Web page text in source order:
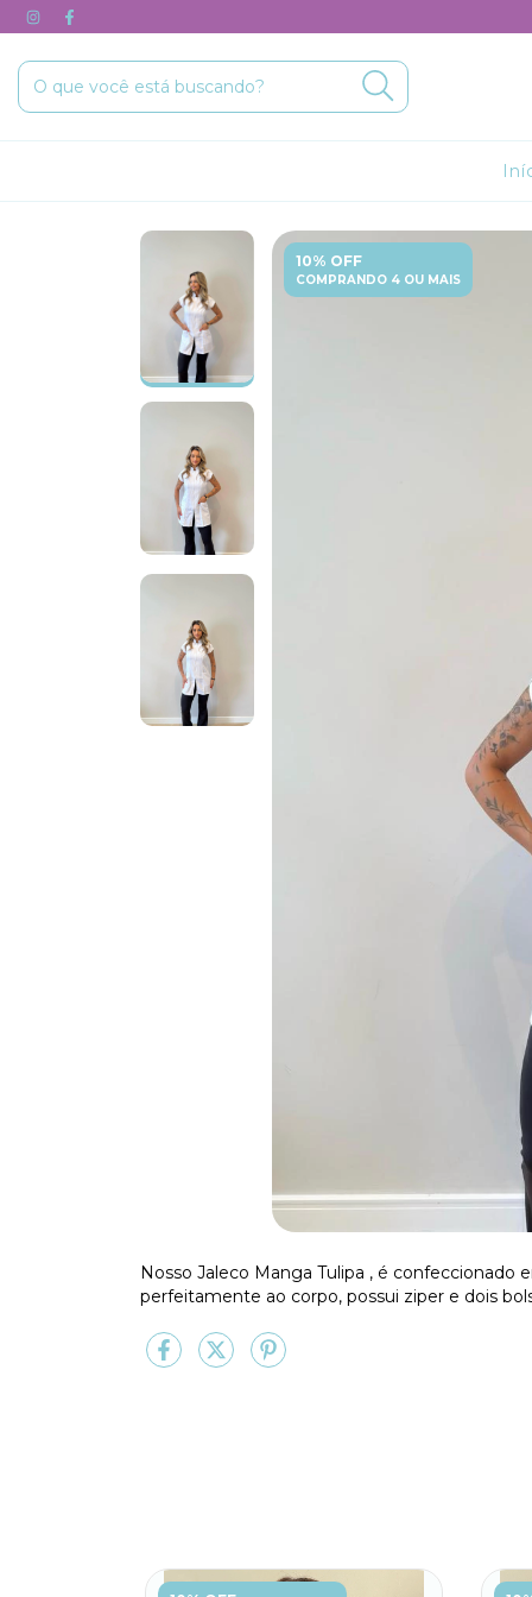
10% OFF
COMPRANDO 4 OU MAIS
Nosso Jaleco Manga Tulipa , é
perfeitamente ao corpo, possui ziper e dois